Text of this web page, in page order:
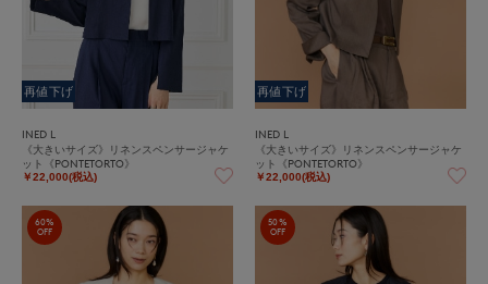
再値下げ
INED L
《大きいサイズ》リネンスペンサージャケ
ット《PONTETORTO》
￥22,000(税込)
再値下げ
INED L
《大きいサイズ》リネンスペンサージャケ
ット《PONTETORTO》
￥22,000(税込)
60%
OFF
50%
OFF